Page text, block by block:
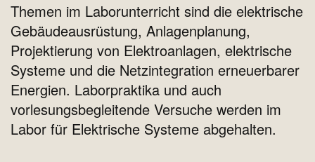
Themen im Laborunterricht sind die elektrische
Gebäudeausrüstung, Anlagenplanung,
Projektierung von Elektroanlagen, elektrische
Systeme und die Netzintegration erneuerbarer
Energien. Laborpraktika und auch
vorlesungsbegleitende Versuche werden im
Labor für Elektrische Systeme abgehalten.